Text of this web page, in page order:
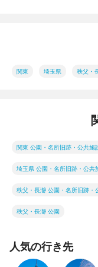
関東 埼玉県 秩父・
関東 公園・名所旧跡・公共施
埼玉県 公園・名所旧跡・公共
秩父・長瀞 公園・名所旧跡・
秩父・長瀞 公園
人気の行き先